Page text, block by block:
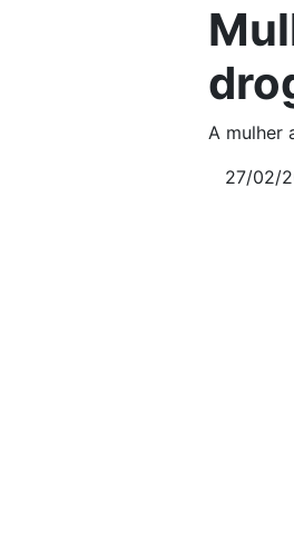
A mulher
27/02/